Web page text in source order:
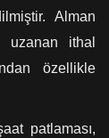
Alman
uzanan ithal
özellikle
patlaması,